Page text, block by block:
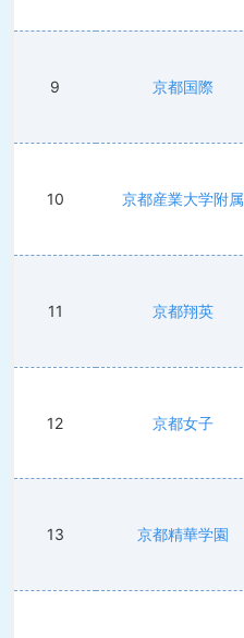
9 京都国際
10 京都産業大学附属
11 京都翔英
12 京都女子
13 京都精華学園